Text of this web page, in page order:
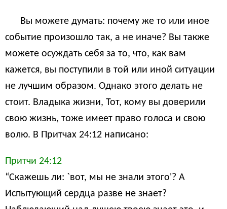
Вы можете думать: почему же то или иное
событие произошло так, а не иначе? Вы также
можете осуждать себя за то, что, как вам
кажется, вы поступили в той или иной ситуации
не лучшим образом. Однако этого делать не
стоит. Владыка жизни, Тот, кому вы доверили
свою жизнь, тоже имеет право голоса и свою
волю. В Притчах 24:12 написано:
Притчи 24:12
“Скажешь ли: `вот, мы не знали этого'? А
Испытующий сердца разве не знает?